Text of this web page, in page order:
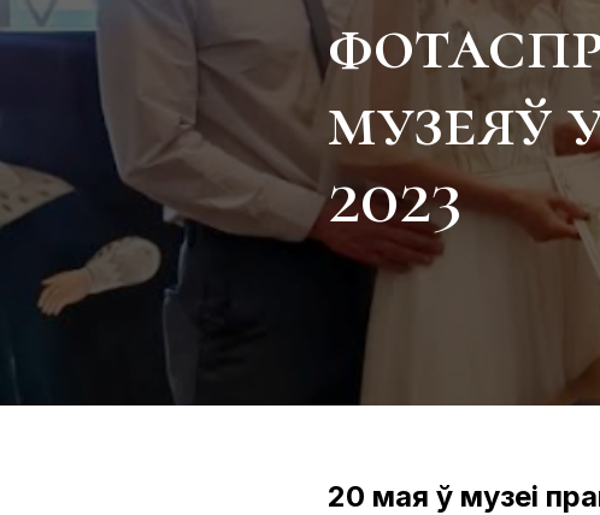
музеяў
2023
20 мая ў музеі